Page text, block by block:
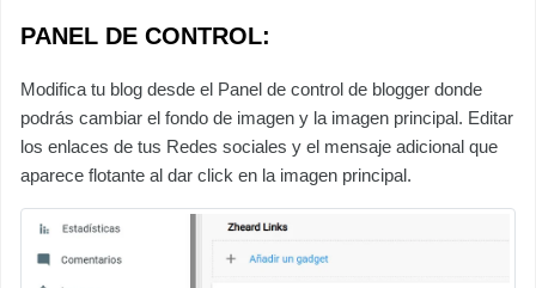
PANEL DE CONTROL:
Modifica tu blog desde el Panel de control de blogger donde
podrás cambiar el fondo de imagen y la imagen principal. Editar
los enlaces de tus Redes sociales y el mensaje adicional que
aparece flotante al dar click en la imagen principal.